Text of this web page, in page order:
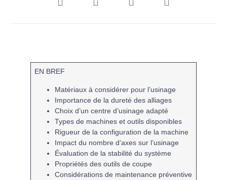
EN BREF
Matériaux à considérer pour l’usinage
Importance de ladureté des alliages
Choix d’uncentre d’usinage adapté
Types de machines etoutils disponibles
Rigueur de laconfiguration de la machine
Impact du nombre d’axes sur l’usinage
Évaluation de lastabilité du système
Propriétés des outils decoupe
Considérations de maintenance préventive